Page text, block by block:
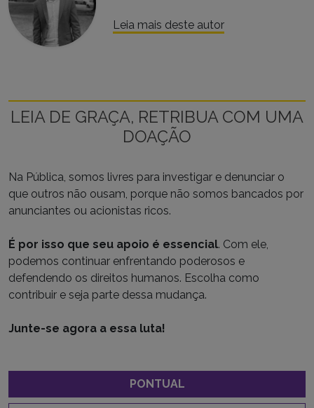
Leia mais deste autor
LEIA DE GRAÇA, RETRIBUA COM UMA
DOAÇÃO
Na Pública, somos livres para investigar e denunciar o
que outros não ousam, porque não somos bancados por
anunciantes ou acionistas ricos.
É por isso que seu apoio é essencial. Com ele,
podemos continuar enfrentando poderosos e
defendendo os direitos humanos. Escolha como
contribuir e seja parte dessa mudança.
Junte-se agora a essa luta!
PONTUAL